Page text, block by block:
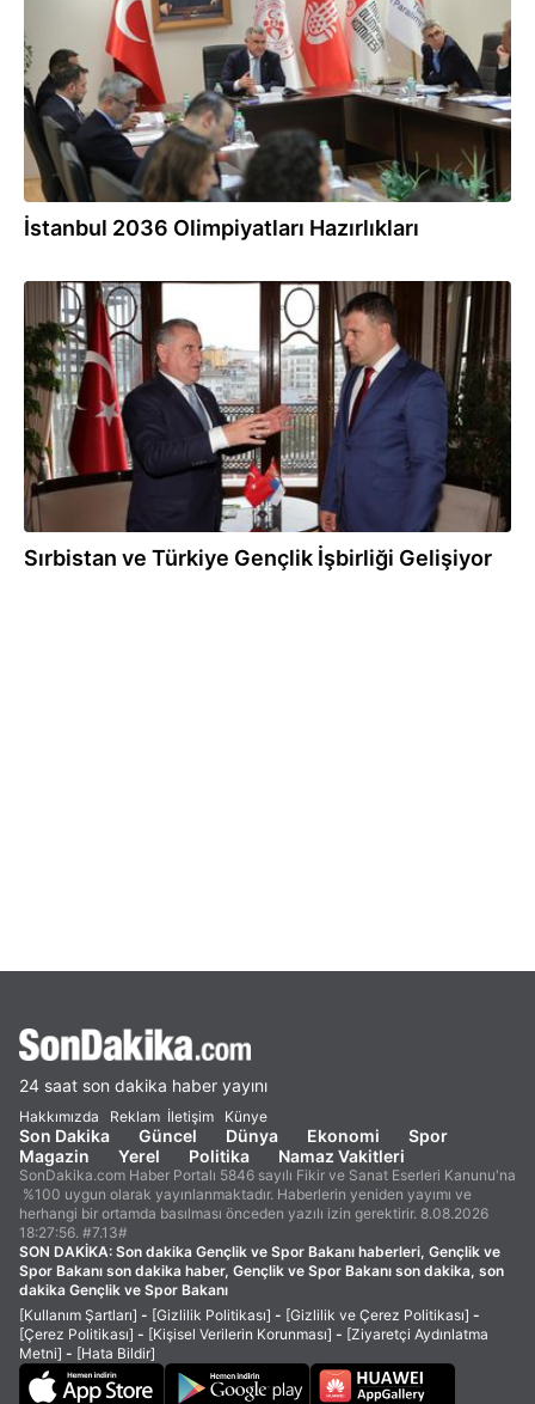
İstanbul 2036 Olimpiyatları Hazırlıkları
26.09.2025
Sırbistan ve Türkiye Gençlik İşbirliği Gelişiyor
24 saat son dakika haber yayını
Hakkımızda Reklam İletişim Künye
Son Dakika Güncel Dünya Ekonomi
Spor
Magazin
Yerel Politika Namaz Vakitleri
SonDakika.com Haber Portalı 5846 sayılı Fikir ve Sanat Eserleri Kanunu'na
%100 uygun olarak yayınlanmaktadır. Haberlerin yeniden yayımı ve
herhangi bir ortamda basılması önceden yazılı izin gerektirir. 8.08.2026
18:27:56. #7.13#
SON DAKİKA: Son dakika Gençlik ve Spor Bakanı haberleri, Gençlik ve
Spor Bakanı son dakika haber, Gençlik ve Spor Bakanı son dakika, son
dakika Gençlik ve Spor Bakanı
[Kullanım Şartları] - [Gizlilik Politikası] - [Gizlilik ve Çerez Politikası] -
[Çerez Politikası] - [Kişisel Verilerin Korunması] - [Ziyaretçi Aydınlatma
Metni] - [Hata Bildir]